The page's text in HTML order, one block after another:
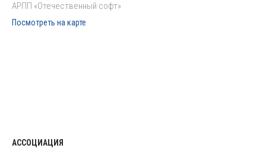
АРПП «Отечественный софт»
Посмотреть на карте
АССОЦИАЦИЯ